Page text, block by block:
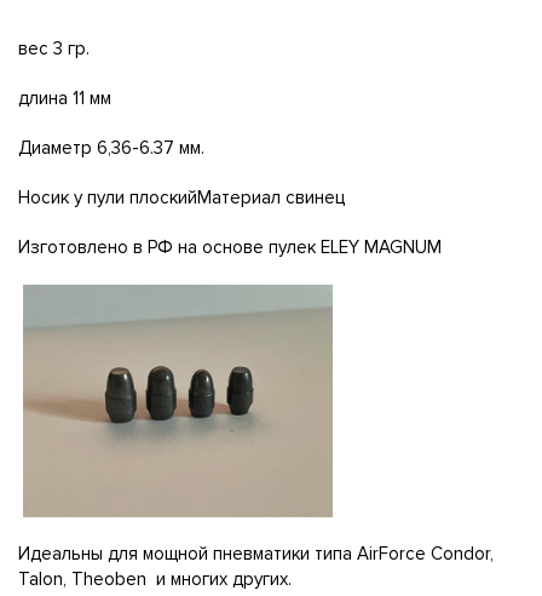
вес 3 гр.
длина 11 мм
Диаметр 6,36-6.37 мм.
Носик у пули плоскийМатериал свинец
Изготовлено в РФ на основе пулек ELEY MAGNUM
Идеальны для мощной пневматики типа AirForce Condor,
Talon, Theoben и многих других.